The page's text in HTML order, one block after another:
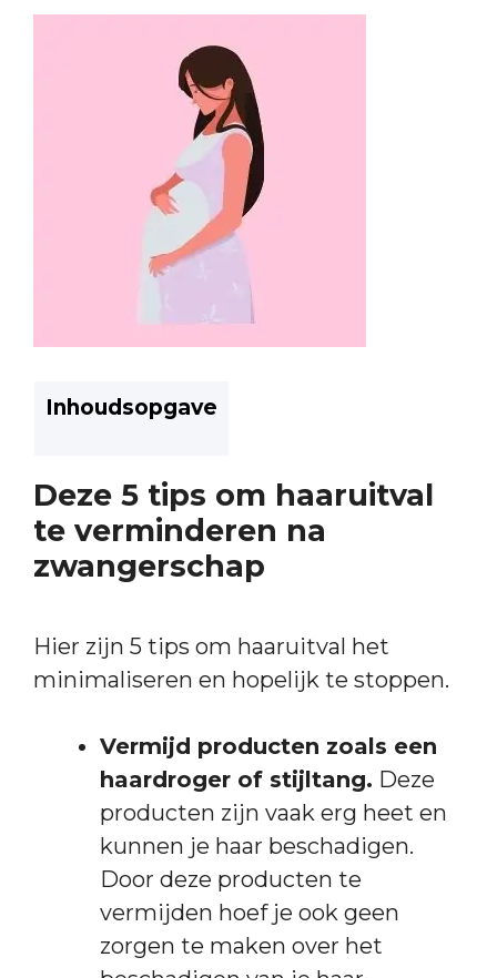
Inhoudsopgave
Deze 5 tips om haaruitval
te verminderen na
zwangerschap
Hier zijn 5 tips om haaruitval het
minimaliseren en hopelijk te stoppen.
Vermijd producten zoals een
haardroger of stijltang. Deze
producten zijn vaak erg heet en
kunnen je haar beschadigen.
Door deze producten te
vermijden hoef je ook geen
zorgen te maken over het